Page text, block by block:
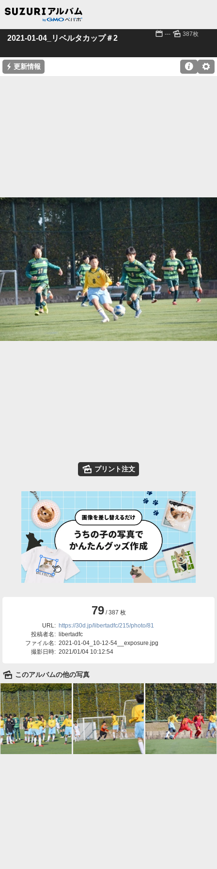
2021-01-04_リベルタカップ＃2 📅 --- 🌄 387枚
⚡ 更新情報 ⚙

🌄 プリント注文
79 / 387 枚
URL: https://30d.jp/libertadfc/215/photo/81
投稿者名: libertadfc
ファイル名: 2021-01-04_10-12-54__exposure.jpg
撮影日時: 2021/01/04 10:12:54
🌄 このアルバムの他の写真